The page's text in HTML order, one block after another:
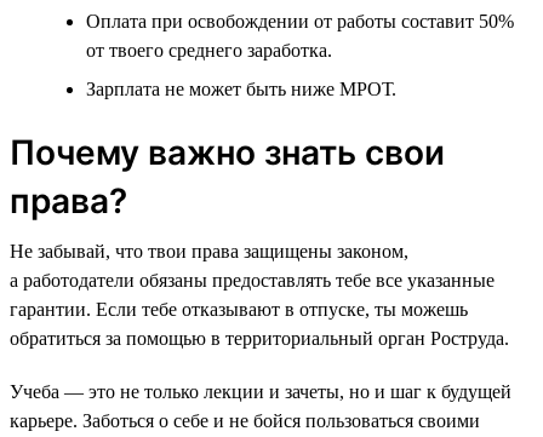
Оплата при освобождении от работы составит 50%
от твоего среднего заработка.
Зарплата не может быть ниже МРОТ.
Почему важно знать свои
права?
Не забывай, что твои права защищены законом,
а работодатели обязаны предоставлять тебе все указанные
гарантии. Если тебе отказывают в отпуске, ты можешь
обратиться за помощью в территориальный орган Роструда.
Учеба — это не только лекции и зачеты, но и шаг к будущей
карьере. Заботься о себе и не бойся пользоваться своими